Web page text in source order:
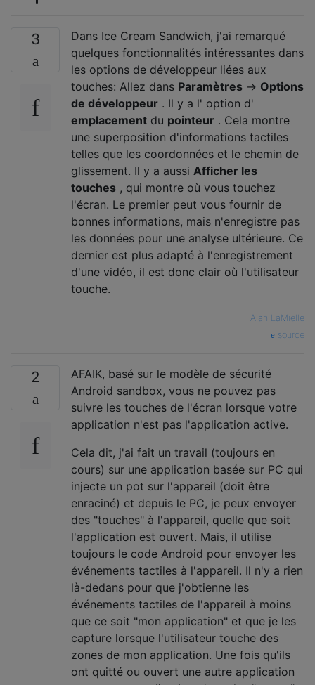
3
Dans Ice Cream Sandwich, j'ai remarqué
quelques fonctionnalités intéressantes dans
les options de développeur liées aux
touches: Allez dans Paramètres -> Options
de développeur . Il y a l' option d'
emplacement du pointeur . Cela montre
une superposition d'informations tactiles
telles que les coordonnées et le chemin de
glissement. Il y a aussi Afficher les
touches , qui montre où vous touchez
l'écran. Le premier peut vous fournir de
bonnes informations, mais n'enregistre pas
les données pour une analyse ultérieure. Ce
dernier est plus adapté à l'enregistrement
d'une vidéo, il est donc clair où l'utilisateur
touche.
Alan LaMielle
source
2
AFAIK, basé sur le modèle de sécurité
Android sandbox, vous ne pouvez pas
suivre les touches de l'écran lorsque votre
application n'est pas l'application active.
Cela dit, j'ai fait un travail (toujours en
cours) sur une application basée sur PC qui
injecte un pot sur l'appareil (doit être
enraciné) et depuis le PC, je peux envoyer
des "touches" à l'appareil, quelle que soit
l'application est ouvert. Mais, il utilise
toujours le code Android pour envoyer les
événements tactiles à l'appareil. Il n'y a rien
là-dedans pour que j'obtienne les
événements tactiles de l'appareil à moins
que ce soit "mon application" et que je les
capture lorsque l'utilisateur touche des
zones de mon application. Une fois qu'ils
ont quitté ou ouvert une autre application